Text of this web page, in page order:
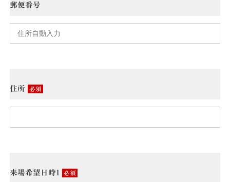
郵便番号
住所 必須
来場希望日時1 必須